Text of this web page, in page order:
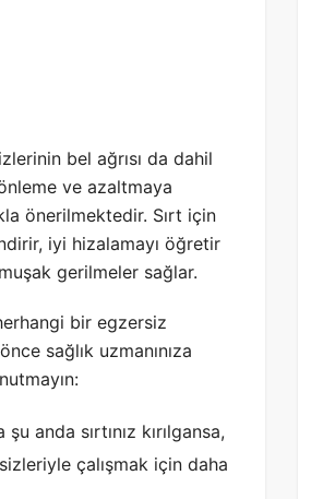
bel ağrısı da dahil
ve azaltmaya
önerilmektedir. Sırt için
iyi hizalamayı öğretir
gerilmeler sağlar.
bir egzersiz
sağlık uzmanınıza
anda sırtınız kırılgansa,
çalışmak için daha